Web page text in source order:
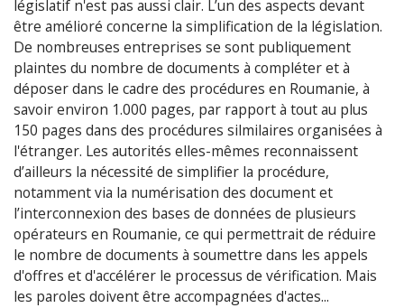
législatif n'est pas aussi clair. L’un des aspects devant
être amélioré concerne la simplification de la législation.
De nombreuses entreprises se sont publiquement
plaintes du nombre de documents à compléter et à
déposer dans le cadre des procédures en Roumanie, à
savoir environ 1.000 pages, par rapport à tout au plus
150 pages dans des procédures silmilaires organisées à
l'étranger. Les autorités elles-mêmes reconnaissent
d’ailleurs la nécessité de simplifier la procédure,
notamment via la numérisation des document et
l’interconnexion des bases de données de plusieurs
opérateurs en Roumanie, ce qui permettrait de réduire
le nombre de documents à soumettre dans les appels
d'offres et d'accélérer le processus de vérification. Mais
les paroles doivent être accompagnées d'actes...